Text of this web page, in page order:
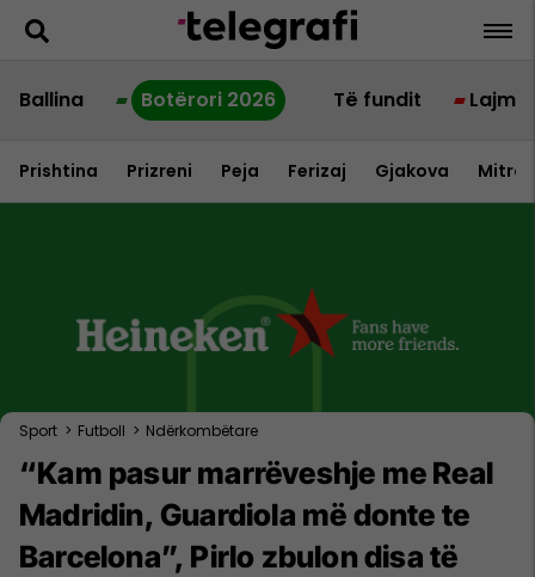
Ballina Botërori 2026 Të fundit Lajme
Prishtina Prizreni Peja Ferizaj Gjakova
Sport > Futboll > Ndërkombëtare
“Kam pasur marrëveshje me Real
Madridin, Guardiola më donte te
Barcelona”, Pirlo zbulon disa të